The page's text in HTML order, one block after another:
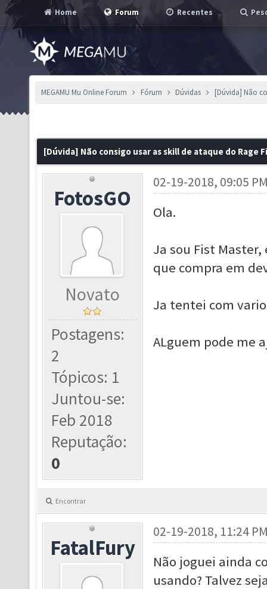
Home Forum Recentes
MEGAMU Mu Online Forum Fórum Dúvidas [Dúvida] Não
[Dúvida] Não consigo usar as skill de ataque do Rage
FotosGO
Novato
Postagens:
2
Tópicos: 1
Juntou-se:
Feb 2018
Reputação:
0
02-19-2018, 09:05
Ola.
Ja sou Fist
que compra em
Ja tentei com
ALguem pode me
Encontrar
FatalFury
02-19-2018, 11:24
Não joguei ainda
usando? Talvez